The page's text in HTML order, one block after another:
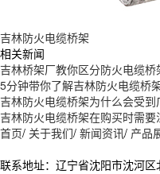
吉林防火电缆桥架
相关新闻
吉林桥架厂教你区分防火电缆
5分钟带你了解吉林防火电缆桥
吉林防火电缆桥架为什么会受到
吉林防火电缆桥架在购买时需要
首页/ 关于我们/ 新闻资讯/ 产品
联系地址：辽宁省沈阳市沈河